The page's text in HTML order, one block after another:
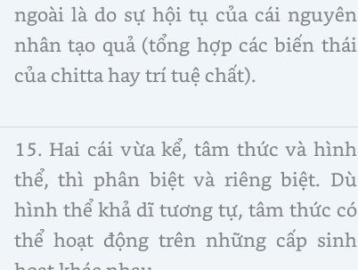
ngoài là do sự hội tụ của cái nguyên
nhân tạo quả (tổng hợp các biến thái
của chitta hay trí tuệ chất).
15. Hai cái vừa kể, tâm thức và hình
thể, thì phân biệt và riêng biệt. Dù
hình thể khả dĩ tương tự, tâm thức có
thể hoạt động trên những cấp sinh